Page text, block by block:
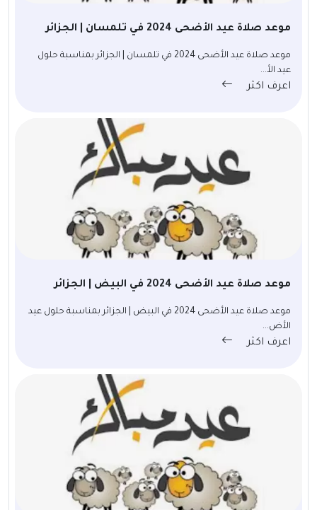
موعد صلاة عيد الأضحى 2024 في تلمسان | الجزائر
موعد صلاة عيد الأضحى 2024 في تلمسان | الجزائر بمناسبة حلول
عيد الأ...
اعرف اكثر
موعد صلاة عيد الأضحى 2024 في البيض | الجزائر
موعد صلاة عيد الأضحى 2024 في البيض | الجزائر بمناسبة حلول عيد
الأض...
اعرف اكثر